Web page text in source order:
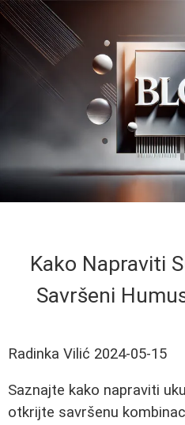
Kako Napraviti
Savršeni
Radinka Vilić 2024-05-15
Saznajte kako napraviti
otkrijte savršenu